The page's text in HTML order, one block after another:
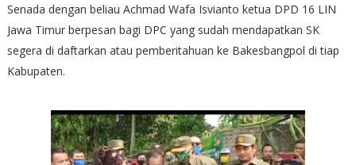
Senada dengan beliau Achmad Wafa Isvianto ketua DPD 16 LIN
Jawa Timur berpesan bagi DPC yang sudah mendapatkan SK
segera di daftarkan atau pemberitahuan ke Bakesbangpol di tiap
Kabupaten.